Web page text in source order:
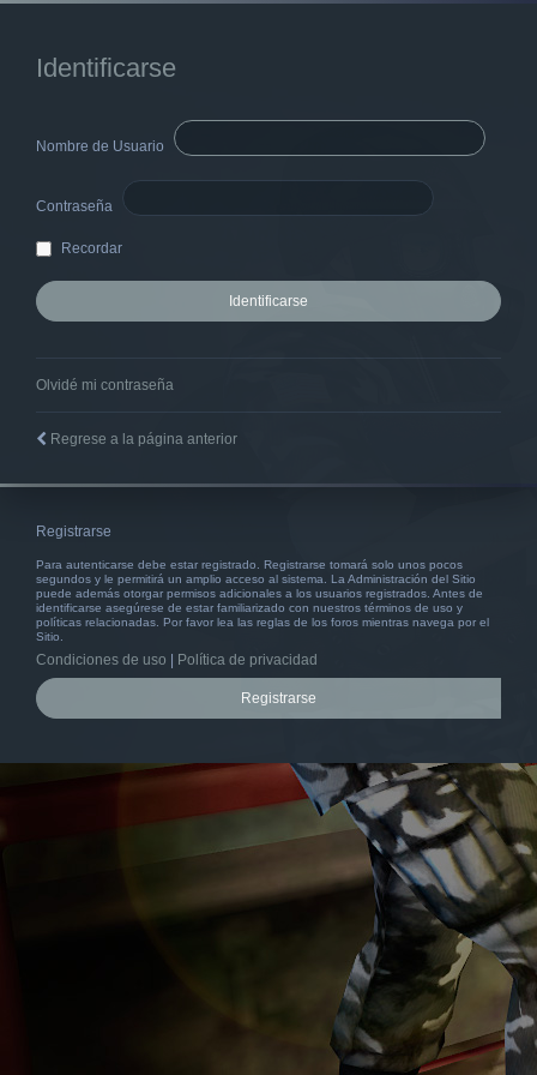
Identificarse
Nombre de Usuario
Contraseña
Recordar
Olvidé mi contraseña
Regrese a la página anterior
Registrarse
Para autenticarse debe estar registrado. Registrarse tomará solo unos pocos
segundos y le permitirá un amplio acceso al sistema. La Administración del Sitio
puede además otorgar permisos adicionales a los usuarios registrados. Antes de
identificarse asegúrese de estar familiarizado con nuestros términos de uso y
políticas relacionadas. Por favor lea las reglas de los foros mientras navega por el
Sitio.
Condiciones de uso Política de privacidad
Registrarse